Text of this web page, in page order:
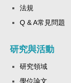
法規
Q & A常見問題
研究與活動
研究領域
學位論文